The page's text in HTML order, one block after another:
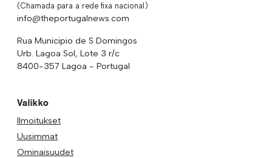
(Chamada para a rede fixa nacional)
info@theportugalnews.com
Rua Municipio de S Domingos
Urb. Lagoa Sol, Lote 3 r/c
8400-357 Lagoa - Portugal
Valikko
Ilmoitukset
Uusimmat
Ominaisuudet